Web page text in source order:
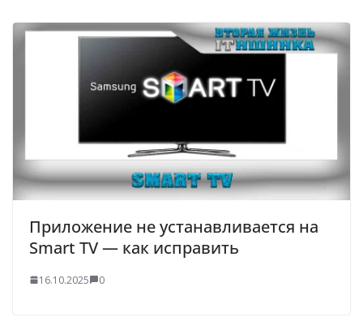
Приложение не устанавливается на
Smart TV — как исправить
16.10.2025 0